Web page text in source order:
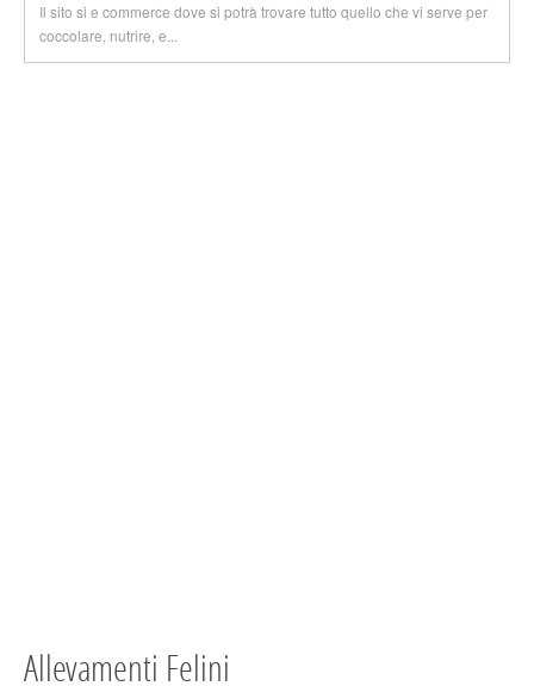
Il sito si e commerce dove si potrà trovare tutto quello che vi serve per
coccolare, nutrire, e...
Allevamenti Felini